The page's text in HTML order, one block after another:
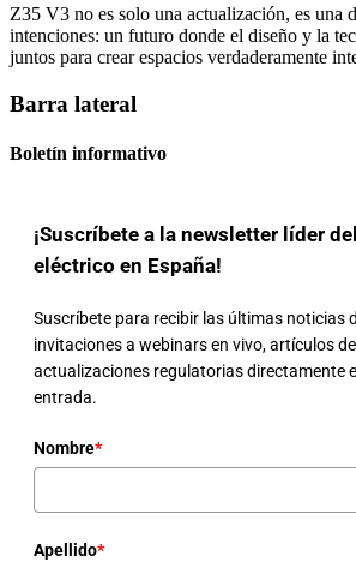
Z35 V3 no es solo una actualización, es una
intenciones: un futuro donde el diseño y la
juntos para crear espacios verdaderamente
Barra lateral
Boletín informativo
¡Suscríbete a la newsletter líder
eléctrico en España!
Suscríbete para recibir las últimas noticias
invitaciones a webinars en vivo, artículos
actualizaciones regulatorias directamente
entrada.
Nombre*
Apellido*